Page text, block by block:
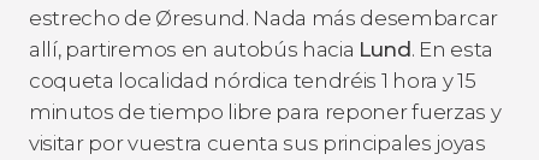
estrecho de Øresund. Nada más desembarcar
allí, partiremos en autobús hacia Lund. En esta
coqueta localidad nórdica tendréis 1 hora y 15
minutos de tiempo libre para reponer fuerzas y
visitar por vuestra cuenta sus principales joyas